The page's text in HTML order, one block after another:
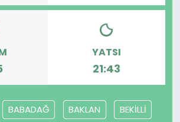
YATSI
21:43
BABADAĞ BAKLAN
BEKİLLİ